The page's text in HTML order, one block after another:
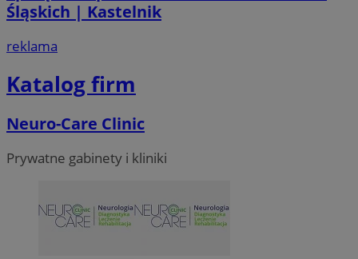
Śląskich | Kastelnik
reklama
Katalog firm
Neuro-Care Clinic
Prywatne gabinety i kliniki